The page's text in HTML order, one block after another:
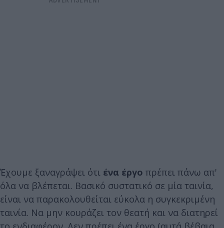
Έχουμε ξαναγράψει ότι ένα έργο πρέπει πάνω απ'
όλα να βλέπεται. Βασικό συστατικό σε μία ταινία,
είναι να παρακολουθείται εύκολα η συγκεκριμένη
ταινία. Να μην κουράζει τον θεατή και να διατηρεί